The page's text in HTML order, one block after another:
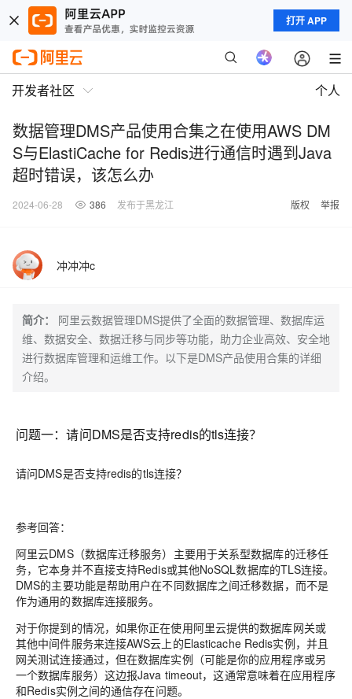
打开 APP
开发者社区 个人
数据管理DMS产品使用合集之在使用AWS DM
S与ElastiCache for Redis进行通信时遇到Java
超时错误，该怎么办
2024-06-28 386 发布于黑龙江 版权 举报
冲冲冲c
简介：
阿里云数据管理DMS提供了全面的数据管理、数据库运
维、数据安全、数据迁移与同步等功能，助力企业高效、安全地
进行数据库管理和运维工作。以下是DMS产品使用合集的详细
介绍。
问题一：请问DMS是否支持redis的tls连接？
请问DMS是否支持redis的tls连接？
参考回答：
阿里云DMS（数据库迁移服务）主要用于关系型数据库的迁移任
务，它本身并不直接支持Redis或其他NoSQL数据库的TLS连接。
DMS的主要功能是帮助用户在不同数据库之间迁移数据，而不是
作为通用的数据库连接服务。
对于你提到的情况，如果你正在使用阿里云提供的数据库网关或
其他中间件服务来连接AWS云上的Elasticache Redis实例，并且
网关测试连接通过，但在数据库实例（可能是你的应用程序或另
一个数据库服务）这边报Java timeout，这通常意味着在应用程序
和Redis实例之间的通信存在问题。